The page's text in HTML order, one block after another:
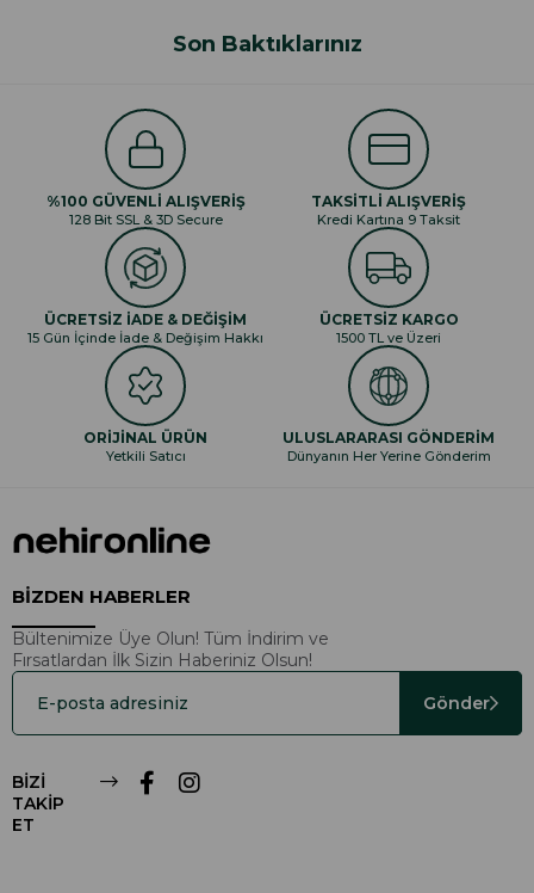
Son Baktıklarınız
%100 GÜVENLİ ALIŞVERİŞ
128 Bit SSL & 3D Secure
TAKSİTLİ ALIŞVERİŞ
Kredi Kartına 9 Taksit
ÜCRETSİZ İADE & DEĞİŞİM
15 Gün İçinde İade & Değişim Hakkı
ÜCRETSİZ KARGO
1500 TL ve Üzeri
ORİJİNAL ÜRÜN
Yetkili Satıcı
ULUSLARARASI GÖNDERİM
Dünyanın Her Yerine Gönderim
BİZDEN HABERLER
Bültenimize Üye Olun! Tüm İndirim ve
Fırsatlardan İlk Sizin Haberiniz Olsun!
Gönder
BİZİ
TAKİP
ET